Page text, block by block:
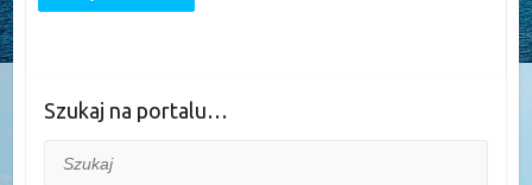
Szukaj na portalu…
Szukaj